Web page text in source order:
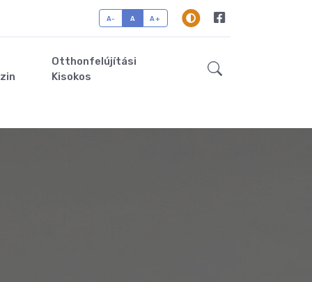
A- A A+
Otthonfelújítási
Kisokos